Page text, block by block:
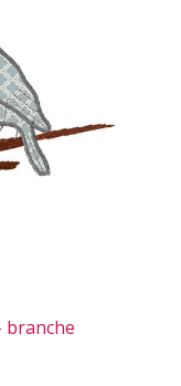
branche